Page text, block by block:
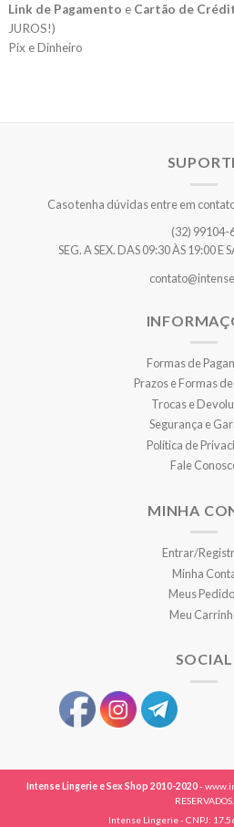
Link de Pagamento e Cartão de
JUROS!)
Pix e Dinheiro
Caso tenha dúvidas entre em
(32) 99104-
SEG. A SEX. DAS 09:30 ÀS 19:00 E
Formas de
Prazos e Formas
Trocas e
Segurança e
Política de
Fale
MINHA
Entrar/
Minha
Meus
Meu
SOCIAL
Intense Lingerie e Sex Shop 2010-2020-
RESERVADOS.
Intense Lingerie - CNPJ: